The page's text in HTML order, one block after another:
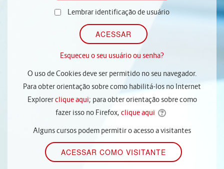
Lembrar identificação de usuário
Esqueceu o seu usuário ou senha?
O uso de Cookies deve ser permitido no seu navegador.
Para obter orientação sobre como habilitá-los no Internet
Explorerclique aqui; para obter orientação sobre como
fazer isso no Firefox, clique aqui
Alguns cursos podem permitir o acesso a visitantes